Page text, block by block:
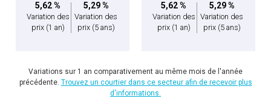
5,62 %
Variation des
prix (1 an)
5,29 %
Variation des
prix (5 ans)
5,62 %
Variation des
prix (1 an)
5,29 %
Variation des
prix (5 ans)
Variations sur 1 an comparativement au même mois de l'année
précédente. Trouvez un courtier dans ce secteur afin de recevoir plus
d'informations.